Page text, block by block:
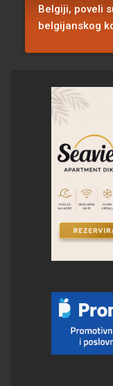
Belgiji, poveli
belgijanskog